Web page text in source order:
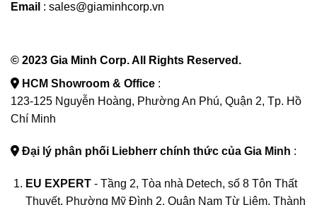
Email : sales@giaminhcorp.vn
© 2023 Gia Minh Corp. All Rights Reserved.
HCM Showroom & Office :
123-125 Nguyễn Hoàng, Phường An Phú, Quận 2, Tp. Hồ
Chí Minh
Đại lý phân phối Liebherr chính thức của Gia Minh :
EU EXPERT - Tầng 2, Tòa nhà Detech, số 8 Tôn Thất
Thuyết, Phường Mỹ Đình 2, Quận Nam Từ Liêm, Thành